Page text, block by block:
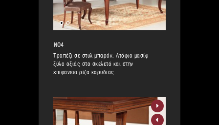
ΝΟ4
Τραπέζι σε στυλ μπαρόκ. Ατόφιο μασίφ
ξύλο οξιάς στο σκελετό και στην
επιφάνεια ρίζα καρυδιάς.